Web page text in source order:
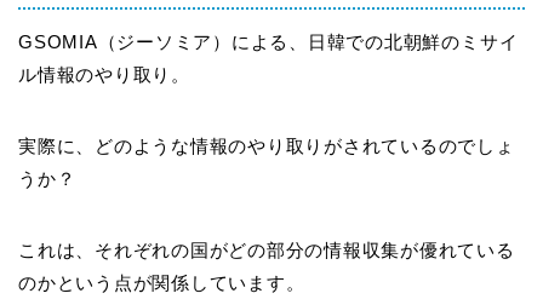
GSOMIA（ジーソミア）による、日韓での北朝鮮のミサイ
ル情報のやり取り。
実際に、どのような情報のやり取りがされているのでしょ
うか？
これは、それぞれの国がどの部分の情報収集が優れている
のかという点が関係しています。